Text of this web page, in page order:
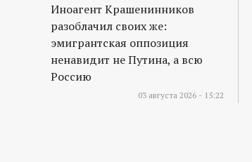
Иноагент Крашенинников
разоблачил своих же:
эмигрантская оппозиция
ненавидит не Путина, а всю
Россию
03 августа 2026 - 15:22